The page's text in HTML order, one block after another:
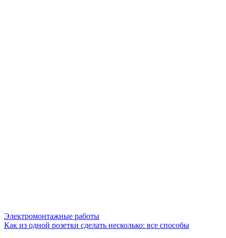
Электромонтажные работы
Как из одной розетки сделать несколько: все способы